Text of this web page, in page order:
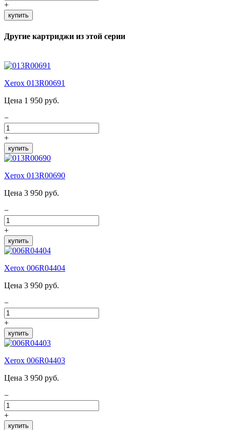
+
купить
Другие картриджи из этой серии
Xerox 013R00691
Цена 1 950 руб.
−
+
купить
Xerox 013R00690
Цена 3 950 руб.
−
+
купить
Xerox 006R04404
Цена 3 950 руб.
−
+
купить
Xerox 006R04403
Цена 3 950 руб.
−
+
купить